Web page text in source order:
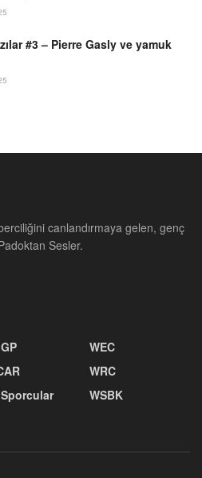
#3 – Pierre Gasly ve yamuk
canlandırmaya gelen, genç
Sesler.
WEC
WRC
WSBK